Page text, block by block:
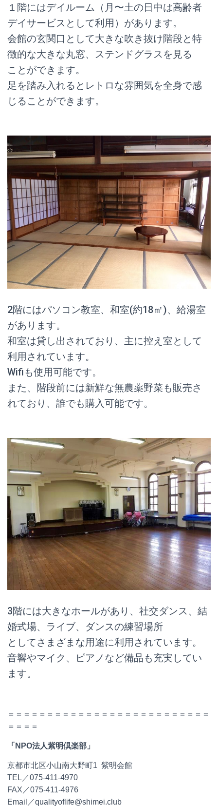
１階にはデイルーム（月〜土の日中は高齢者
デイサービスとして利用）があります。
会館の玄関口として大きな吹き抜け階段と特
徴的な大きな丸窓、ステンドグラスを見る
ことができます。
足を踏み入れるとレトロな雰囲気を全身で感
じることができます。
2階にはパソコン教室、和室(約18㎡)、給湯室
があります。
和室は貸し出されており、主に控え室として
利用されています。
Wifiも使用可能です。
また、階段前には新鮮な無農薬野菜も販売さ
れており、誰でも購入可能です。
3階には大きなホールがあり、社交ダンス、結
婚式場、ライブ、ダンスの練習場所
としてさまざまな用途に利用されています。
音響やマイク、ピアノなど備品も充実してい
ます。
＝＝＝＝＝＝＝＝＝＝＝＝＝＝＝＝＝＝＝＝＝＝＝＝＝＝
＝＝＝＝
「NPO法人紫明倶楽部」
京都市北区小山南大野町1 紫明会館
TEL／075-411-4970
FAX／075-411-4976
Email／qualityoflife@shimei.club